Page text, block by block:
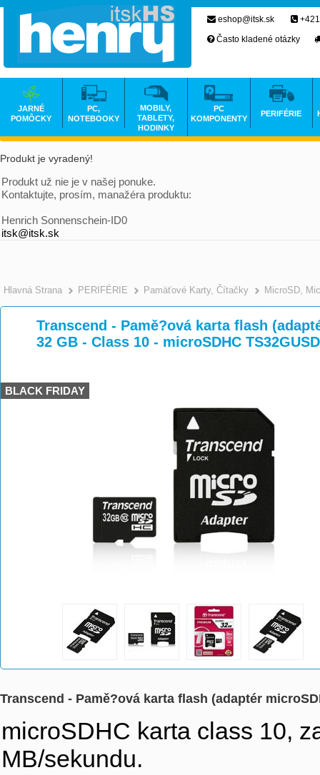
Produkt je vyradený!
Produkt už nie je v našej ponuke.
Kontaktujte, prosím, manažéra produktu:
Henrich Sonnenschein-ID0
itsk@itsk.sk
Hlavná Strana >
PERIFÉRIE >
Pamäťové Karty, Čítačky MicroSD,
Transcend - Pamě?ová karta flash
32 GB - Class 10 - microSDHC
BLACK FRIDAY
Transcend - Pamě?ová karta flash (adaptér
microSDHC karta class 10,
MB/sekundu.
eshop@itsk.sk
Často kladené otázky
JARNÉ
POMÔCKY
PC,
NOTEBOOKY
MOBILY,
TABLETY,
HODINKY
PC
KOMPONENTY
PERIFÉRIE